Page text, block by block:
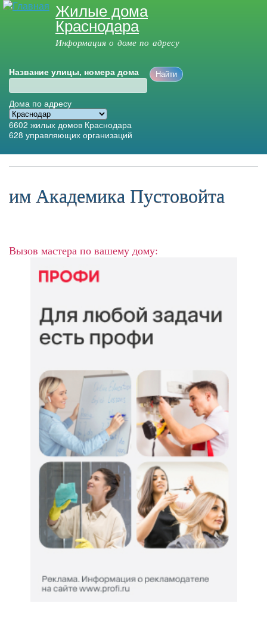
Перейти к
основному
содержанию
Жилые дома
Краснодара
Информация о доме по адресу
Название улицы, номера дома
Дома по адресу
6602 жилых домов Краснодара
628 управляющих организаций
Главное меню
им Академика Пустовойта
Вызов мастера по вашему дому: